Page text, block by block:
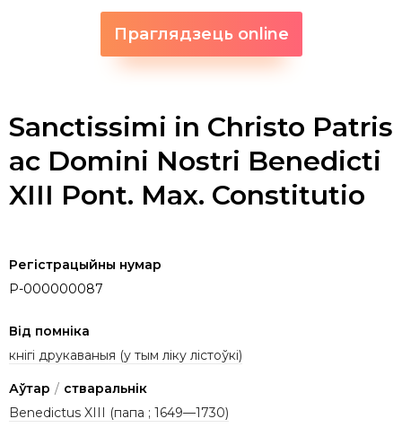
Праглядзець online
Sanctissimi in Christo Patris
ac Domini Nostri Benedicti
XIII Pont. Max. Constitutio
Регістрацыйны нумар
P-000000087
Від помніка
кнігі друкаваныя (у тым ліку лістоўкі)
Аўтар / стваральнік
Benedictus XIII (папа ; 1649—1730)